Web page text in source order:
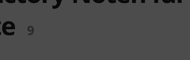
9